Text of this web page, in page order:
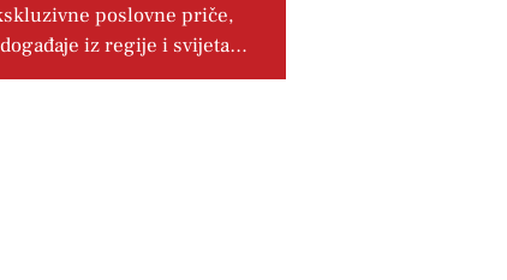
poslovne priče,
iz regije i svijeta…